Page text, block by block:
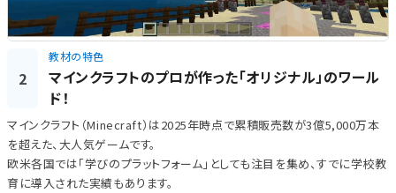
2
教材の特色
マインクラフトのプロが作った「オリジナル」のワール
ド！
マインクラフト（Minecraft）は2025年時点で累積販売数が3億5,000万本
を超えた、大人気ゲームです。
欧米各国では「学びのプラットフォーム」としても注目を集め、すでに学校教
育に導入された実績もあります。